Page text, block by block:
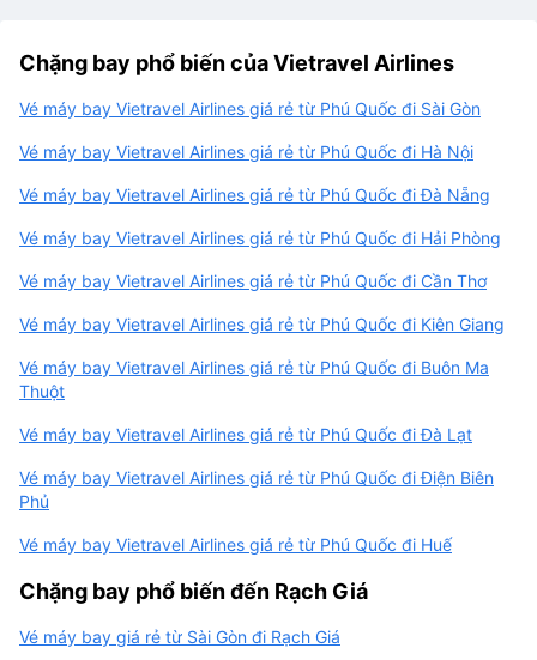
Chặng bay phổ biến của Vietravel Airlines
Vé máy bay Vietravel Airlines giá rẻ từ Phú Quốc đi Sài Gòn
Vé máy bay Vietravel Airlines giá rẻ từ Phú Quốc đi Hà Nội
Vé máy bay Vietravel Airlines giá rẻ từ Phú Quốc đi Đà Nẵng
Vé máy bay Vietravel Airlines giá rẻ từ Phú Quốc đi Hải Phòng
Vé máy bay Vietravel Airlines giá rẻ từ Phú Quốc đi Cần Thơ
Vé máy bay Vietravel Airlines giá rẻ từ Phú Quốc đi Kiên Giang
Vé máy bay Vietravel Airlines giá rẻ từ Phú Quốc đi Buôn Ma
Thuột
Vé máy bay Vietravel Airlines giá rẻ từ Phú Quốc đi Đà Lạt
Vé máy bay Vietravel Airlines giá rẻ từ Phú Quốc đi Điện Biên
Phủ
Vé máy bay Vietravel Airlines giá rẻ từ Phú Quốc đi Huế
Chặng bay phổ biến đến Rạch Giá
Vé máy bay giá rẻ từ Sài Gòn đi Rạch Giá